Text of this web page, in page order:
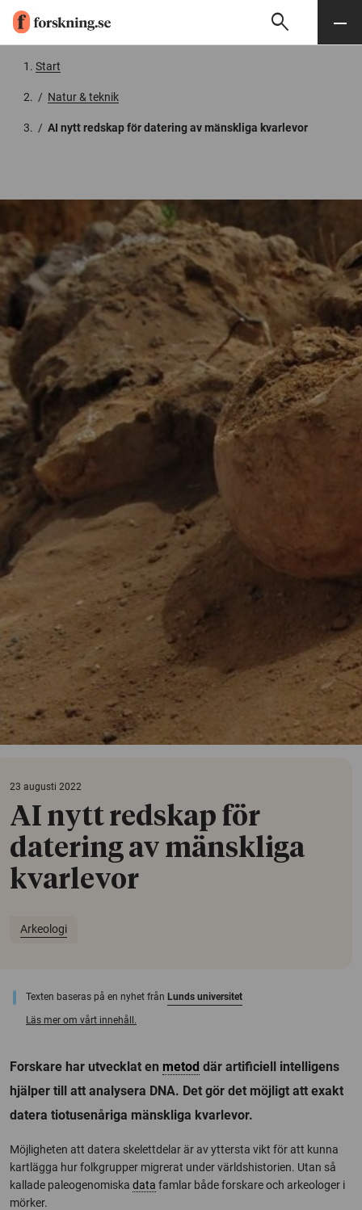
Söksearch Meny
Start
/ Natur & teknik
/ AI nytt redskap för datering av mänskliga kvarlevor
23 augusti 2022
AI nytt redskap för
datering av mänskliga
kvarlevor
Arkeologi
Texten baseras på en nyhet från Lunds universitet
Läs mer om vårt innehåll.
Forskare har utvecklat en metod där artificiell intelligens
hjälper till att analysera DNA. Det gör det möjligt att exakt
datera tiotusenåriga mänskliga kvarlevor.
Möjligheten att datera skelettdelar är av yttersta vikt för att kunna
kartlägga hur folkgrupper migrerat under världshistorien. Utan så
kallade paleogenomiska data famlar både forskare och arkeologer i
mörker.